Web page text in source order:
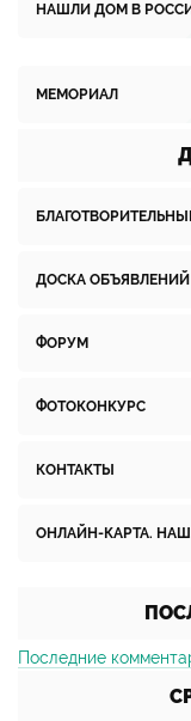
НАШЛИ ДОМ В
МЕМОРИАЛ
ДОСКА ОБЪЯВЛЕНИЙ
ФОРУМ
ФОТОКОНКУРС
КОНТАКТЫ
ОНЛАЙН-КАРТА.
Последние